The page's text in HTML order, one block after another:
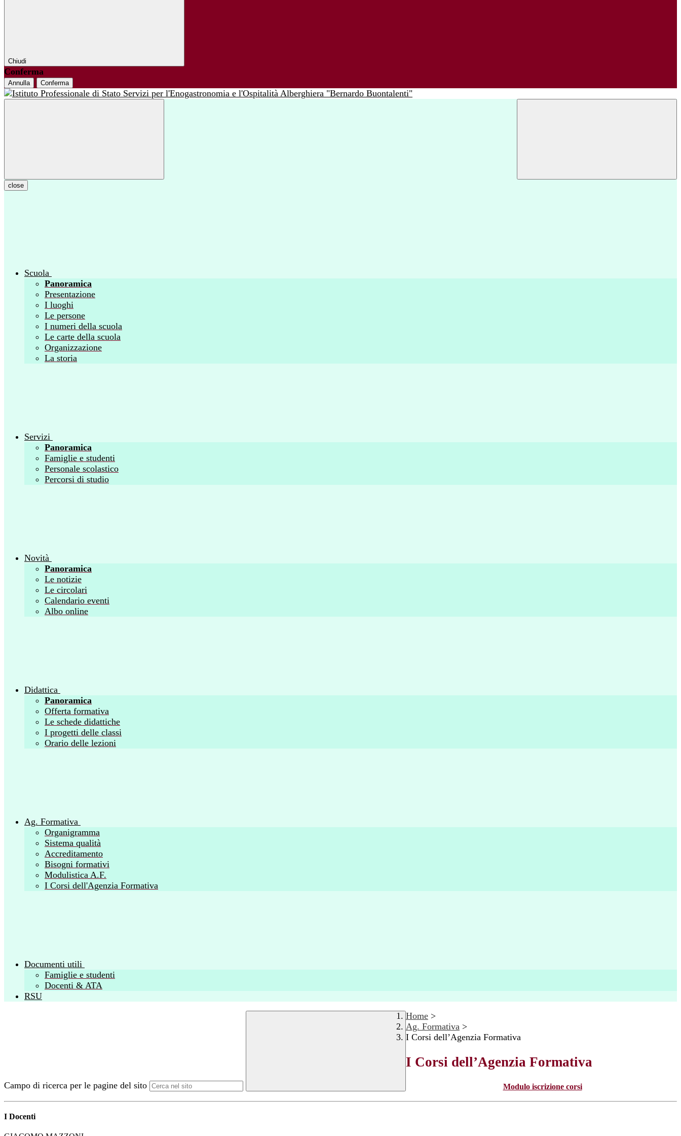
Chiudi
Conferma
Annulla Conferma
close
Scuola
Panoramica
Presentazione
I luoghi
Le persone
I numeri della scuola
Le carte della scuola
Organizzazione
La storia
Servizi
Panoramica
Famiglie e studenti
Personale scolastico
Percorsi di studio
Novità
Panoramica
Le notizie
Le circolari
Calendario eventi
Albo online
Didattica
Panoramica
Offerta formativa
Le schede didattiche
I progetti delle classi
Orario delle lezioni
Ag. Formativa
Organigramma
Sistema qualità
Accreditamento
Bisogni formativi
Modulistica A.F.
I Corsi dell'Agenzia Formativa
Documenti utili
Famiglie e studenti
Docenti & ATA
RSU
Campo di ricerca per le pagine del sito
Home >
Ag. Formativa >
I Corsi dell’Agenzia Formativa
I Corsi dell’Agenzia Formativa
Modulo iscrizione corsi
I Docenti